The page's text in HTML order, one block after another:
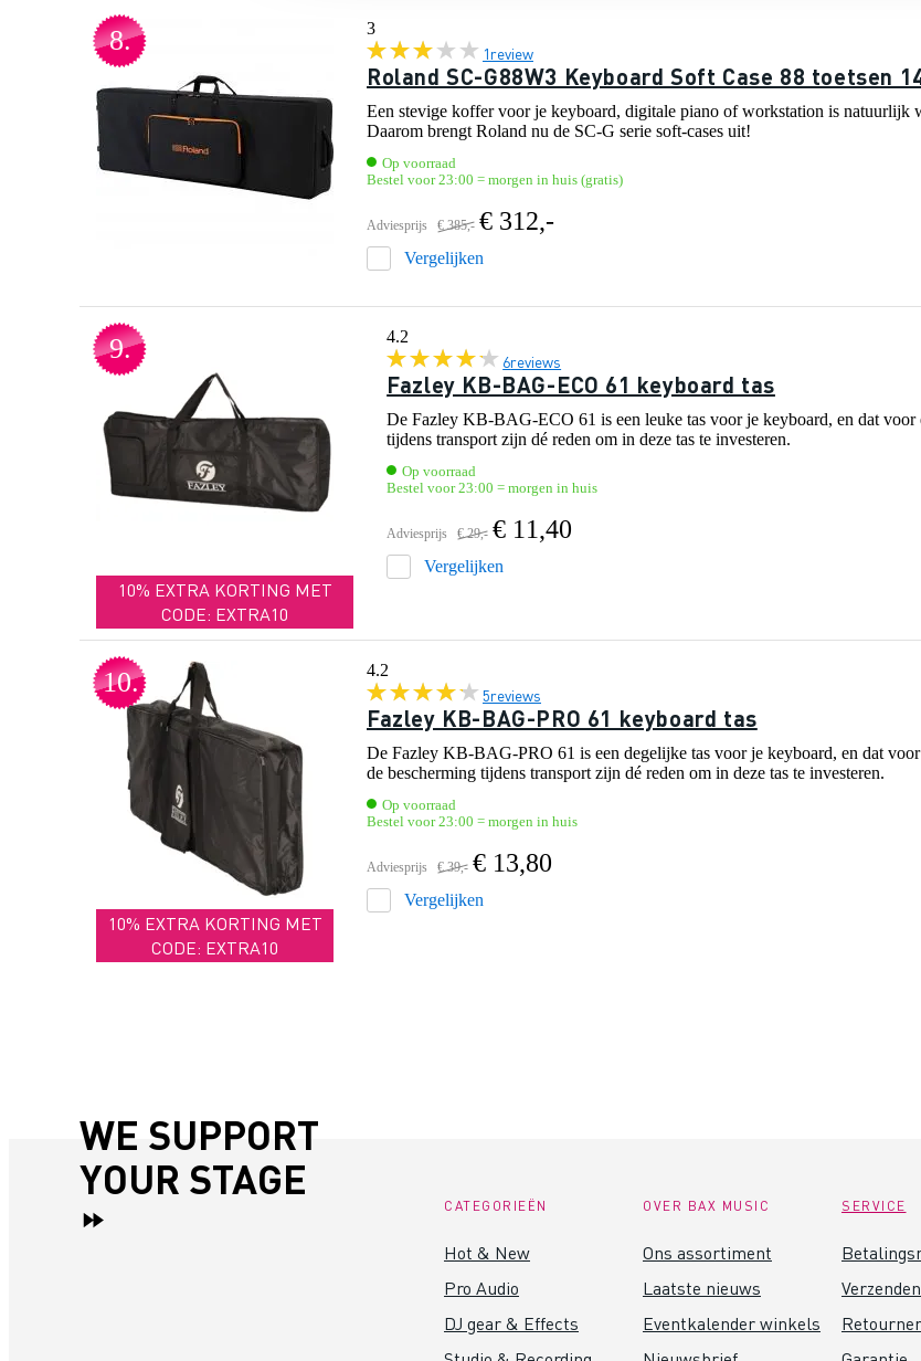
8. 3
1review
Roland SC-G88W3 Keyboard Soft Case 88 toetsen
Een stevige koffer voor je keyboard, digitale piano of workstation is natuurlijk
Daarom brengt Roland nu de SC-G serie soft-cases uit!
Op voorraad
Bestel voor 23:00 = morgen in huis (gratis)
Adviesprijs € 385,- € 312,-
Vergelijken
9.
10% EXTRA KORTING MET
CODE: EXTRA10
4.2
6reviews
Fazley KB-BAG-ECO 61 keyboard tas
De Fazley KB-BAG-ECO 61 is een leuke tas voor je keyboard, en dat
tijdens transport zijn dé reden om in deze tas te investeren.
Op voorraad
Bestel voor 23:00 = morgen in huis
Adviesprijs € 29,- € 11,40
Vergelijken
10.
10% EXTRA KORTING MET
CODE: EXTRA10
4.2
5reviews
Fazley KB-BAG-PRO 61 keyboard tas
De Fazley KB-BAG-PRO 61 is een degelijke tas voor je keyboard, en dat
de bescherming tijdens transport zijn dé reden om in deze tas te investeren.
Op voorraad
Bestel voor 23:00 = morgen in huis
Adviesprijs € 39,- € 13,80
Vergelijken
WE SUPPORT
YOUR STAGE
CATEGORIEËN
Hot & New
Pro Audio
DJ gear & Effects
OVER BAX MUSIC
Ons assortiment
Laatste nieuws
Eventkalender winkels
SERVICE